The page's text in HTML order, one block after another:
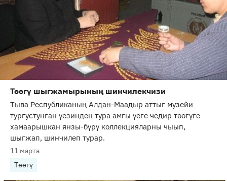
Төөгү шыгжамырының шинчилекчизи
Тыва Республиканың Алдан-Маадыр аттыг музейи
тургустунган үезинден тура амгы үеге чедир төөгүге
хамаарышкан янзы-бүрү коллекцияларны чыып,
шыгжап, шинчилеп турар.
11 марта
Төөгү